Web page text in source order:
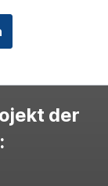
der